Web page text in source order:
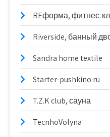
REформа, фитнес-
Riverside, банный
Sandra home textile
Starter-pushkino.ru
T.Z.K club, сауна
TecnhoVolyna